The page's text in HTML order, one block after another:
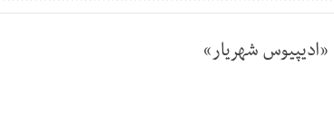
«اديپيوس شهريار»